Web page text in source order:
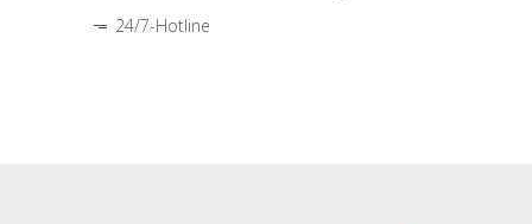
24/7-Hotline